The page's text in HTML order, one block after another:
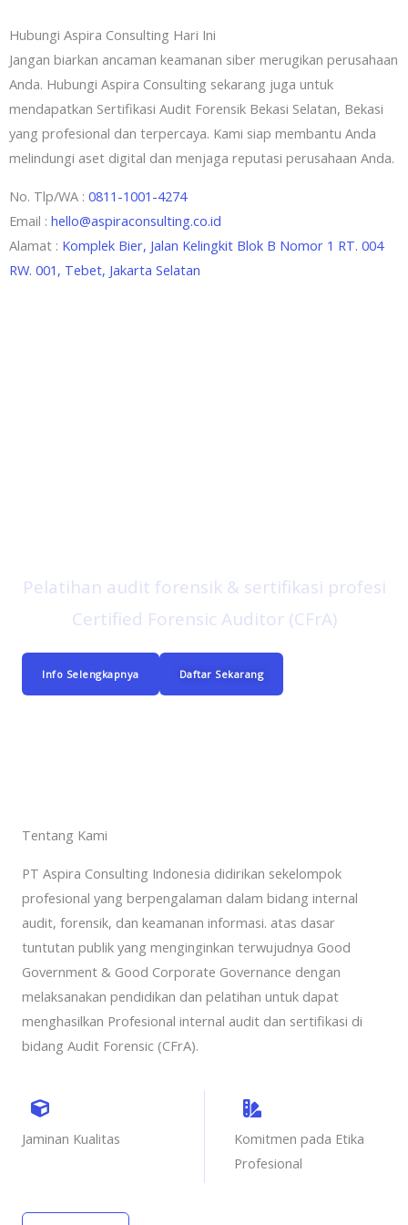
Hubungi Aspira Consulting Hari Ini
Jangan biarkan ancaman keamanan siber merugikan perusahaan
Anda. Hubungi Aspira Consulting sekarang juga untuk
mendapatkan Sertifikasi Audit Forensik Bekasi Selatan, Bekasi
yang profesional dan terpercaya. Kami siap membantu Anda
melindungi aset digital dan menjaga reputasi perusahaan Anda.
No. Tlp/WA : 0811-1001-4274
Email : hello@aspiraconsulting.co.id
Alamat : Komplek Bier, Jalan Kelingkit Blok B Nomor 1 RT. 004
RW. 001, Tebet, Jakarta Selatan
Pelatihan audit forensik & sertifikasi profesi
Certified Forensic Auditor (CFrA)
Info Selengkapnya Daftar Sekarang
Tentang Kami
PT Aspira Consulting Indonesia didirikan sekelompok
profesional yang berpengalaman dalam bidang internal
audit, forensik, dan keamanan informasi. atas dasar
tuntutan publik yang menginginkan terwujudnya Good
Government & Good Corporate Governance dengan
melaksanakan pendidikan dan pelatihan untuk dapat
menghasilkan Profesional internal audit dan sertifikasi di
bidang Audit Forensic (CFrA).
Jaminan Kualitas
Komitmen pada Etika
Profesional